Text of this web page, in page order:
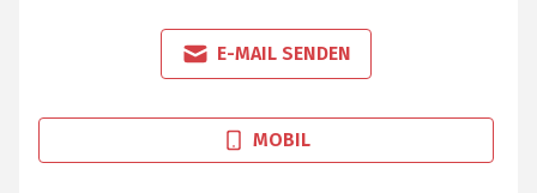
E-MAIL SENDEN
MOBIL